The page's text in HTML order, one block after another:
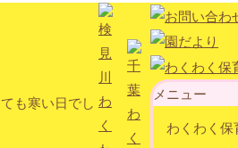
も寒い日でし
メニュー
わくわく保